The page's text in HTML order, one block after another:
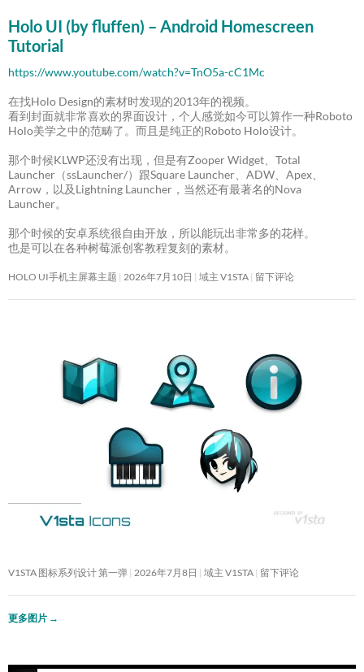
Holo UI (by fluffen) – Android Homescreen
Tutorial
https://www.youtube.com/watch?v=TnO5a-cC1Mc
在找Holo Design的素材时发现的2013年的视频。
看到封面就非常喜欢的界面设计，个人感觉如今可以算作一种Roboto
Holo美学之中的范畴了。而且是纯正的Roboto Holo设计。
那个时候KLWP还没有出现，但是有Zooper Widget、Total
Launcher（ssLauncher/）跟Square Launcher、ADW、Apex、
Arrow，以及Lightning Launcher，当然还有最著名的Nova
Launcher。
那个时候的安卓系统很自由开放，所以能玩出非常多的花样。
也是可以在各种树莓派创客教程复刻的素材。
HOLO UI手机主屏幕主题 2026年7月10日 域主 V1STA 留下评论
V1STA 图标系列设计 第一弹 2026年7月8日 域主 V1STA 留下评论
更多图片 →